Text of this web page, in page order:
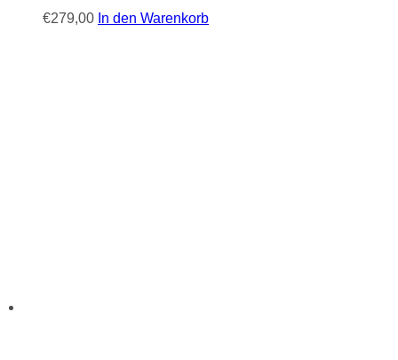
€279,00 In den Warenkorb